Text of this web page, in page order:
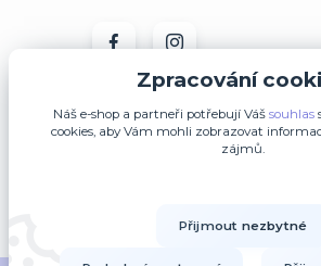
Upravit sběr cookies.
Zpracování
Náš e-shop a partneři potřebují Váš souhlas
cookies, aby Vám mohli zobrazovat
zájmů.
Přijmout nezbytné